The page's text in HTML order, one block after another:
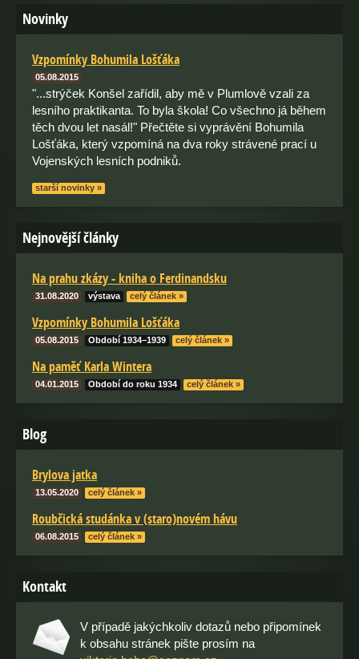
Novinky
Vzpomínky Bohumila Lošťáka
05.08.2015
"...strýček Konšel zařídil, aby mě v Plumlově vzali za
lesního praktikanta. To byla škola! Co všechno já během
těch dvou let nasál!" Přečtěte si vyprávění Bohumila
Lošťáka, který vzpomíná na dva roky strávené prací u
Vojenských lesních podniků.
starší novinky »
Nejnovější články
Na prahu zkázy - kniha o Ferdinandsku
31.08.2020 výstava celý článek »
Vzpomínky Bohumila Lošťáka
05.08.2015 Období 1934–1939 celý článek »
Na paměť Karla Wintera
04.01.2015 Období do roku 1934 celý článek »
Blog
Brylova jatka
13.05.2020 celý článek »
Roubčická studánka v (staro)novém hávu
06.08.2015 celý článek »
Kontakt
V případě jakýchkoliv dotazů nebo připomínek
k obsahu stránek pište prosím na